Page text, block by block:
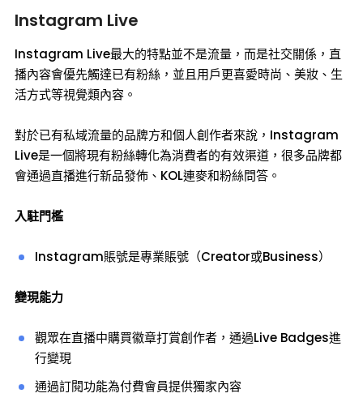
Instagram Live
Instagram Live最大的特點並不是流量，而是社交關係，直
播內容會優先觸達已有粉絲，並且用戶更喜愛時尚、美妝、生
活方式等視覺類內容。
對於已有私域流量的品牌方和個人創作者來說，Instagram
Live是一個將現有粉絲轉化為消費者的有效渠道，很多品牌都
會通過直播進行新品發佈、KOL連麥和粉絲問答。
入駐門檻
Instagram賬號是專業賬號（Creator或Business）
變現能力
觀眾在直播中購買徽章打賞創作者，通過Live Badges進
行變現
通過訂閱功能為付費會員提供獨家內容